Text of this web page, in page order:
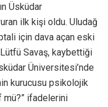
Üsküdar
ilk kişi oldu. Uludağ
için dava açan eski
Savaş, kaybettiği
Üniversitesi’nde
kurucusu psikolojik
mü?” ifadelerini